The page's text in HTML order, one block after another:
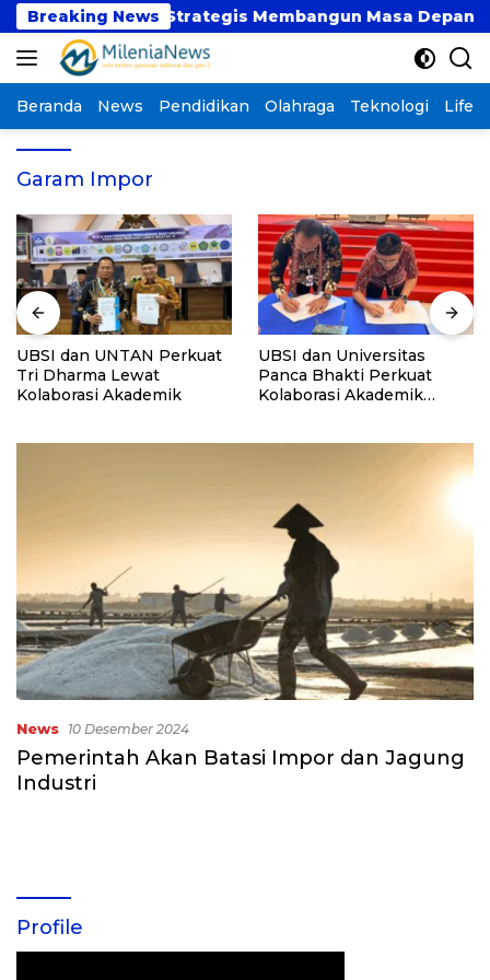
Langsung
ke
konten
Breaking News
Langkah Strategis Membangun Masa Depan?
Beranda News Pendidikan Olahraga Teknologi
Garam Impor
UBSI dan UNTAN Perkuat
Tri Dharma Lewat
Kolaborasi Akademik
UBSI dan Universitas
Panca Bhakti Perkuat
Kolaborasi Akademik
News 10 Desember 2024
Pemerintah Akan Batasi Impor dan Jagung
Industri
Profile